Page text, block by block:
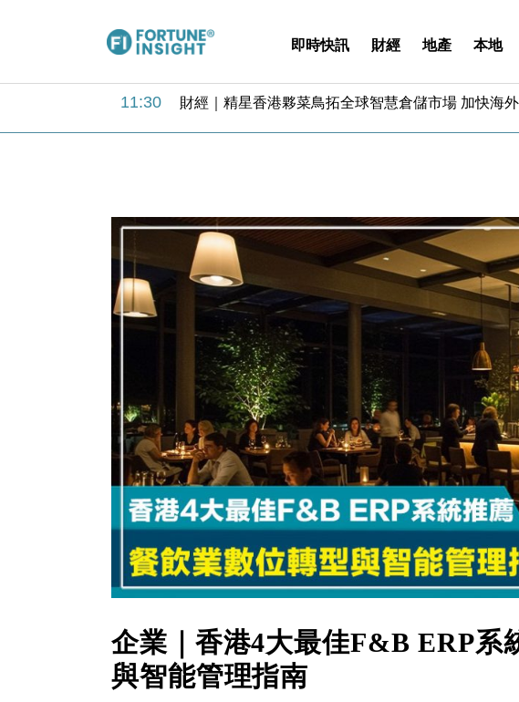
即時快訊 財經 地產 本地
11:30 財經｜精星香港夥菜鳥拓全球智慧倉儲市場 加快海
18:15 本地｜新世界K11 9月升級會員制度 增鉑金卡級別
17:40 財經｜本港6月零售額連升14個月 珠寶鐘錶銷售升
16:33 財經｜滙控重啟最多10億美元回購 派息比率目標維
15:59 財經｜SA售股自救後再出手 斥4億美元押注未上市
11:30 財經｜精星香港夥菜鳥拓全球智慧倉儲市場 加快海
地產｜大酒店中期轉賺2300萬元 斥21億翻新香港及
國際｜特朗普赴洛杉磯高球場活動前 男子攜槍彈被
財經｜香港7月PMI回落至51 企業擴張放慢兼縮減人
11:40 財經｜黑石傳再籌逾360億美元 支援Anthropic租用
10:57 財經｜美商務部擬擴大金屬關稅範圍 14類產品或加
18:15 本地｜新世界K11 9月升級會員制度 增鉑金卡級別
17:40 財經｜本港6月零售額連升14個月 珠寶鐘錶銷售升
16:33 財經｜滙控重啟最多10億美元回購 派息比率目標維
企業｜香港4大最佳F&B ERP系
與智能管理指南